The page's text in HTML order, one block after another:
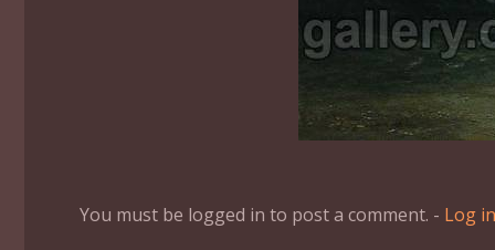
You must be logged in to post a comment. - Log in